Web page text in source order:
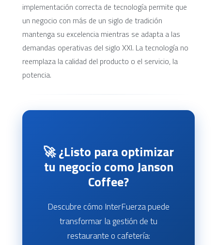
implementación correcta de tecnología permite que
un negocio con más de un siglo de tradición
mantenga su excelencia mientras se adapta a las
demandas operativas del siglo XXI. La tecnología no
reemplaza la calidad del producto o el servicio, la
potencia.
🚀 ¿Listo para optimizar
tu negocio como Janson
Coffee?
Descubre cómo InterFuerza puede
transformar la gestión de tu
restaurante o cafetería: